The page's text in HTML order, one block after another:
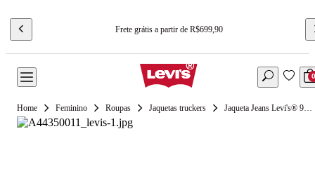
Frete grátis a partir de R$699,90
0
Feminino Roupas Jaquetas truckers Jaqueta Jeans Levi's® 90's Sherpa Trucker Lavagem Escura